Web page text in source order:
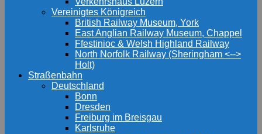
Vereinigtes Königreich
British Railway Museum, York
East Anglian Railway Museum, Chappel
Ffestinioc & Welsh Highland Railway
North Norfolk Railway (Sheringham <-->
Holt)
Straßenbahn
Deutschland
Bonn
Dresden
Freiburg im Breisgau
Karlsruhe